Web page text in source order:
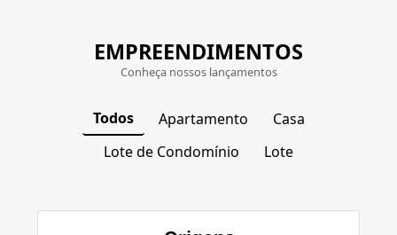
EMPREENDIMENTOS
Conheça nossos lançamentos
Todos Apartamento
Casa
Lote de Condomínio
Lote